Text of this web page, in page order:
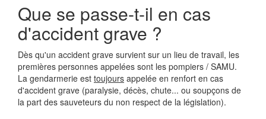
Que se passe-t-il en cas
d'accident grave ?
Dès qu'un accident grave survient sur un lieu de travail, les
premières personnes appelées sont les pompiers / SAMU.
La gendarmerie est toujours appelée en renfort en cas
d'accident grave (paralysie, décès, chute... ou soupçons de
la part des sauveteurs du non respect de la législation).